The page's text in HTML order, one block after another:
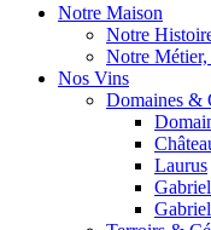
Notre Maison
Notre
Notre Métier,
Nos Vins
Domaines &
Laurus